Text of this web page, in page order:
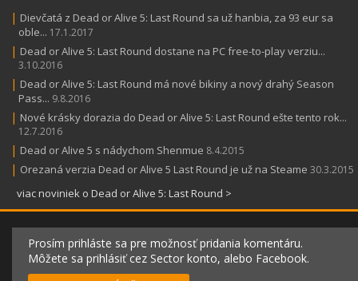
| Dievčatá z Dead or Alive 5: Last Round sa už hanbia, za 93 eur sa
oble... 17.1.2017
| Dead or Alive 5: Last Round dostane na PC free-to-play verziu...
3.10.2016
| Dead or Alive 5: Last Round má nové bikiny a nový drahý Season
Pass... 9.8.2016
| Nové krásky dorazia do Dead or Alive 5: Last Round ešte tento rok...
12.7.2016
| Dead or Alive 5 s nádychom Shenmue 8.4.2015
| Orezaná verzia Dead or Alive 5 Last Round je už na Steame 30.3.2015
viac noviniek o Dead or Alive 5: Last Round >
Prosím prihláste sa pre možnosť pridania komentáru.
Môžete sa prihlásiť cez Sector konto, alebo Facebook.